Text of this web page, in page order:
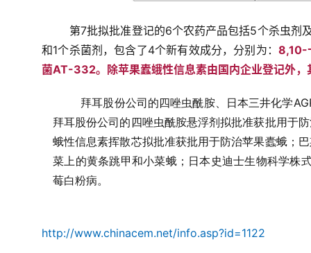
和1个杀菌剂，包含了4个新有效成分，分别为：8,10-
菌AT-332。除苹果蠹蛾性信息素由国内企业登记外，
拜耳股份公司的四唑虫酰胺、日本三井化学
拜耳股份公司的四唑虫酰胺悬浮剂拟批准获批用于
蛾性信息素挥散芯拟批准获批用于防治苹果蠹蛾；
菜上的黄条跳甲和小菜蛾；日本史迪士生物科学株
莓白粉病。
http://www.chinacem.net/info.asp?id=1122